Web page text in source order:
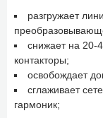
разгружает
снижает на 20-
контакторы;
освобождает
сглаживает
гармоник;